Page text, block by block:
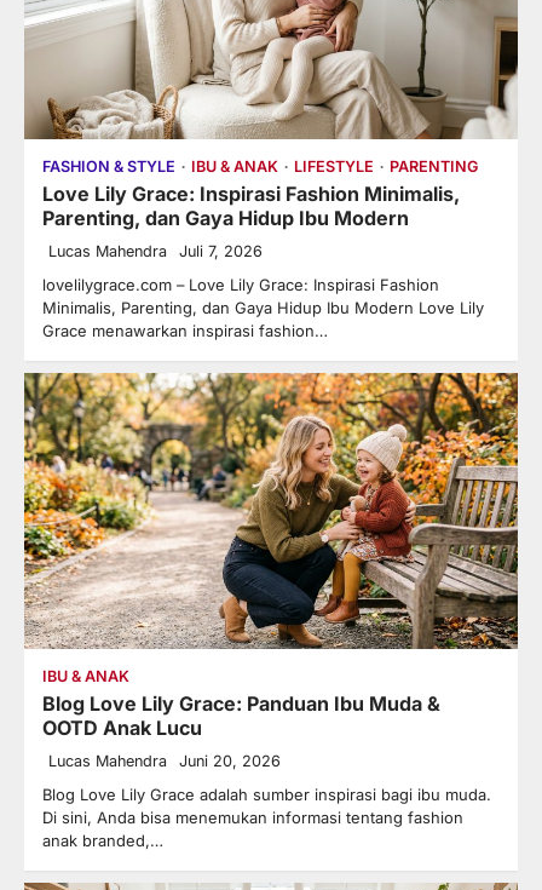
FASHION & STYLE IBU & ANAK LIFESTYLE PARENTING
Love Lily Grace: Inspirasi Fashion Minimalis,
Parenting, dan Gaya Hidup Ibu Modern
Lucas Mahendra Juli 7, 2026
lovelilygrace.com – Love Lily Grace: Inspirasi Fashion
Minimalis, Parenting, dan Gaya Hidup Ibu Modern Love Lily
Grace menawarkan inspirasi fashion…
IBU & ANAK
Blog Love Lily Grace: Panduan Ibu Muda &
OOTD Anak Lucu
Lucas Mahendra Juni 20, 2026
Blog Love Lily Grace adalah sumber inspirasi bagi ibu muda.
Di sini, Anda bisa menemukan informasi tentang fashion
anak branded,…